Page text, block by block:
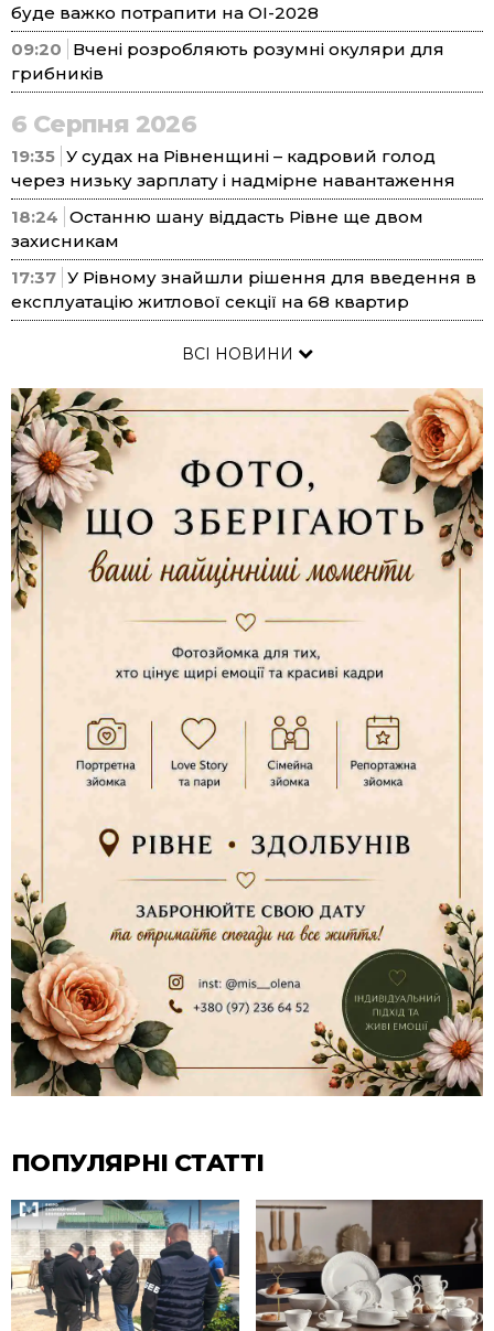
буде важко потрапити на ОІ-2028
09:20
Вчені розробляють розумні окуляри для
грибників
6 Серпня 2026
19:35 У судах на Рівненщині – кадровий голод
через низьку зарплату і надмірне навантаження
18:24 Останню шану віддасть Рівне ще двом
захисникам
17:37 У Рівному знайшли рішення для введення в
експлуатацію житлової секції на 68 квартир
ВСІ НОВИНИ
ПОПУЛЯРНІ СТАТТІ